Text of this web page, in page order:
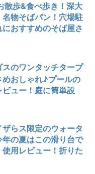
散歩&食べ歩き！深大
物そばパン！穴場駐
おすすめのそば屋さ
スのワンタッチタープ
めおしゃれ♪プールの
ュー！庭に簡単設
ザらス限定のウォータ
の夏はこの滑り台で
用レビュー！折りた